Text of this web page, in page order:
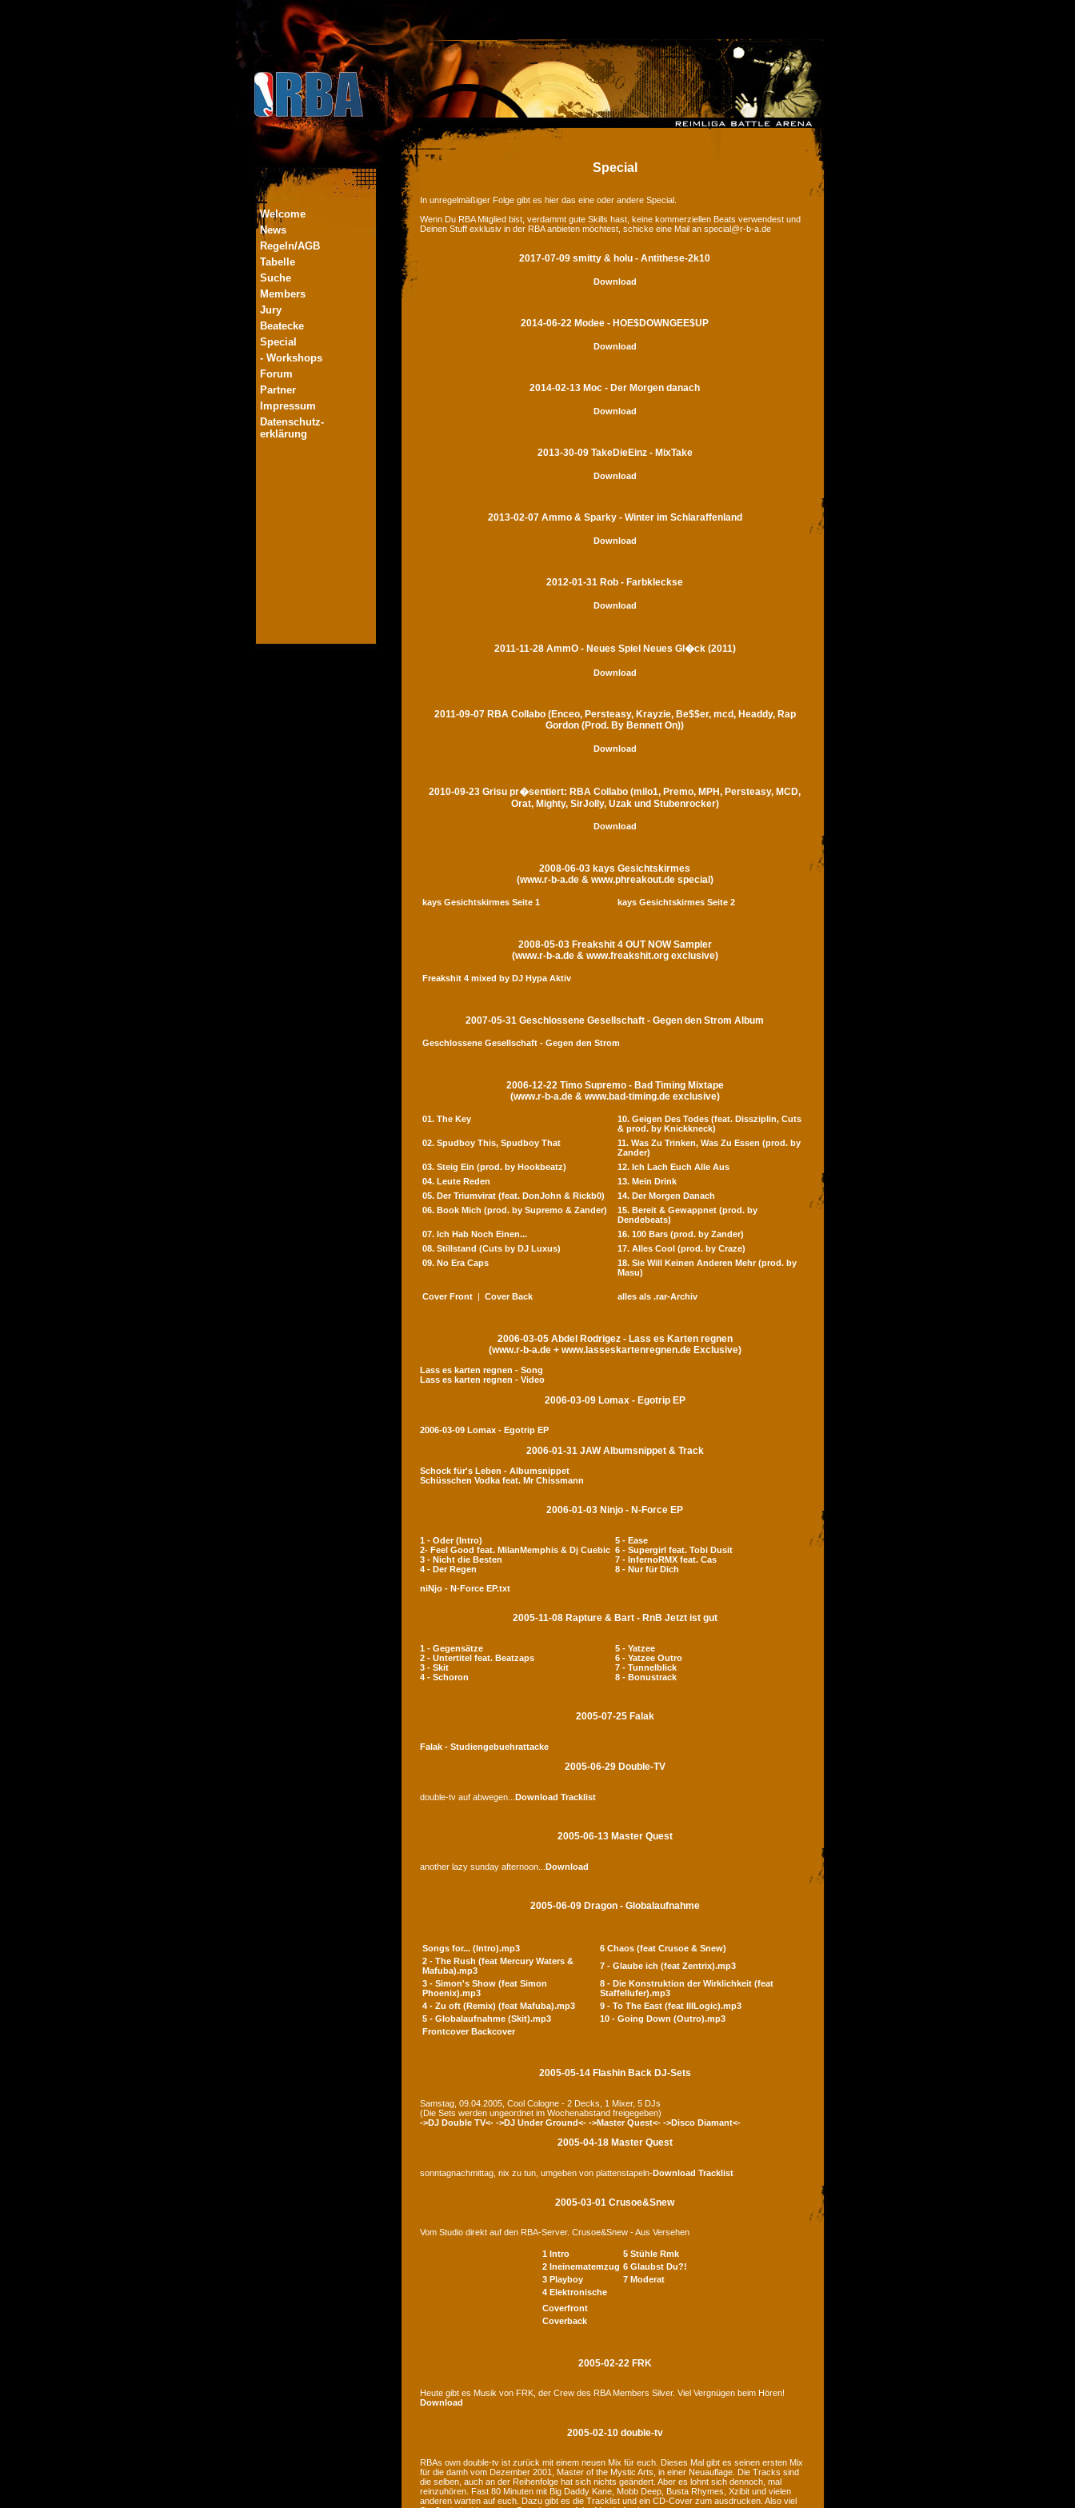
Welcome
News
Regeln/AGB
Tabelle
Suche
Members
Jury
Beatecke
Special
- Workshops
Forum
Partner
Impressum
Datenschutz-
erklärung
Special
In unregelmäßiger Folge gibt es hier das eine oder andere Special.
Wenn Du RBA Mitglied bist, verdammt gute Skills hast, keine kommerziellen Beats verwendest und
Deinen Stuff exklusiv in der RBA anbieten möchtest, schicke eine Mail an special@r-b-a.de
2017-07-09 smitty & holu - Antithese-2k10
Download
2014-06-22 Modee - HOE$DOWNGEE$UP
Download
2014-02-13 Moc - Der Morgen danach
Download
2013-30-09 TakeDieEinz - MixTake
Download
2013-02-07 Ammo & Sparky - Winter im Schlaraffenland
Download
2012-01-31 Rob - Farbkleckse
Download
2011-11-28 AmmO - Neues Spiel Neues Gl�ck (2011)
Download
2011-09-07 RBA Collabo (Enceo, Persteasy, Krayzie, Be$$er, mcd, Headdy, Rap
Gordon (Prod. By Bennett On))
Download
2010-09-23 Grisu pr�sentiert: RBA Collabo (milo1, Premo, MPH, Persteasy, MCD,
Orat, Mighty, SirJolly, Uzak und Stubenrocker)
Download
2008-06-03 kays Gesichtskirmes
(www.r-b-a.de & www.phreakout.de special)
kays Gesichtskirmes Seite 1 kays Gesichtskirmes Seite 2
2008-05-03 Freakshit 4 OUT NOW Sampler
(www.r-b-a.de & www.freakshit.org exclusive)
Freakshit 4 mixed by DJ Hypa Aktiv
2007-05-31 Geschlossene Gesellschaft - Gegen den Strom Album
Geschlossene Gesellschaft - Gegen den Strom
2006-12-22 Timo Supremo - Bad Timing Mixtape
(www.r-b-a.de & www.bad-timing.de exclusive)
01. The Key
10. Geigen Des Todes (feat. Dissziplin, Cuts
& prod. by Knickkneck)
02. Spudboy This, Spudboy That
11. Was Zu Trinken, Was Zu Essen (prod. by
Zander)
03. Steig Ein (prod. by Hookbeatz)
12. Ich Lach Euch Alle Aus
04. Leute Reden
13. Mein Drink
05. Der Triumvirat (feat. DonJohn & Rickb0)
14. Der Morgen Danach
06. Book Mich (prod. by Supremo & Zander)
15. Bereit & Gewappnet (prod. by
Dendebeats)
07. Ich Hab Noch Einen...
16. 100 Bars (prod. by Zander)
08. Stillstand (Cuts by DJ Luxus)
17. Alles Cool (prod. by Craze)
09. No Era Caps
18. Sie Will Keinen Anderen Mehr (prod. by
Masu)
Cover Front | Cover Back alles als .rar-Archiv
2006-03-05 Abdel Rodrigez - Lass es Karten regnen
(www.r-b-a.de + www.lasseskartenregnen.de Exclusive)
Lass es karten regnen - Song
Lass es karten regnen - Video
2006-03-09 Lomax - Egotrip EP
2006-03-09 Lomax - Egotrip EP
2006-01-31 JAW Albumsnippet & Track
Schock für's Leben - Albumsnippet
Schüsschen Vodka feat. Mr Chissmann
2006-01-03 Ninjo - N-Force EP
1 - Oder (Intro)
5 - Ease
2- Feel Good feat. MilanMemphis & Dj Cuebic 6 - Supergirl feat. Tobi Dusit
3 - Nicht die Besten
7 - InfernoRMX feat. Cas
4 - Der Regen
8 - Nur für Dich
niNjo - N-Force EP.txt
2005-11-08 Rapture & Bart - RnB Jetzt ist gut
1 - Gegensätze
5 - Yatzee
2 - Untertitel feat. Beatzaps
6 - Yatzee Outro
3 - Skit
7 - Tunnelblick
4 - Schoron
8 - Bonustrack
2005-07-25 Falak
Falak - Studiengebuehrattacke
2005-06-29 Double-TV
double-tv auf abwegen... Download Tracklist
2005-06-13 Master Quest
another lazy sunday afternoon... Download
2005-06-09 Dragon - Globalaufnahme
Songs for... (Intro).mp3
6 Chaos (feat Crusoe & Snew)
2 - The Rush (feat Mercury Waters &
Mafuba).mp3
7 - Glaube ich (feat Zentrix).mp3
3 - Simon's Show (feat Simon
Phoenix).mp3
8 - Die Konstruktion der Wirklichkeit (feat
Staffellufer).mp3
4 - Zu oft (Remix) (feat Mafuba).mp3
9 - To The East (feat IllLogic).mp3
5 - Globalaufnahme (Skit).mp3
10 - Going Down (Outro).mp3
Frontcover Backcover
2005-05-14 Flashin Back DJ-Sets
Samstag, 09.04.2005, Cool Cologne - 2 Decks, 1 Mixer, 5 DJs
(Die Sets werden ungeordnet im Wochenabstand freigegeben)
->DJ Double TV<- ->DJ Under Ground<- ->Master Quest<- ->Disco Diamant<-
2005-04-18 Master Quest
sonntagnachmittag, nix zu tun, umgeben von plattenstapeln-Download Tracklist
2005-03-01 Crusoe&Snew
Vom Studio direkt auf den RBA-Server. Crusoe&Snew - Aus Versehen
1 Intro
5 Stühle Rmk
2 Ineinematemzug 6 Glaubst Du?!
3 Playboy
7 Moderat
4 Elektronische
Coverfront
Coverback
2005-02-22 FRK
Heute gibt es Musik von FRK, der Crew des RBA Members Silver. Viel Vergnügen beim Hören!
Download
2005-02-10 double-tv
RBAs own double-tv ist zurück mit einem neuen Mix für euch. Dieses Mal gibt es seinen ersten Mix
für die damh vom Dezember 2001, Master of the Mystic Arts, in einer Neuauflage. Die Tracks sind
die selben, auch an der Reihenfolge hat sich nichts geändert. Aber es lohnt sich dennoch, mal
reinzuhören. Fast 80 Minuten mit Big Daddy Kane, Mobb Deep, Busta Rhymes, Xzibit und vielen
anderen warten auf euch. Dazu gibt es die Tracklist und ein CD-Cover zum ausdrucken. Also viel